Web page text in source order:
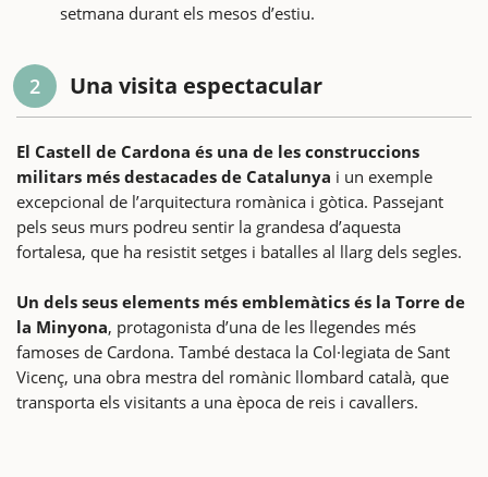
setmana durant els mesos d’estiu.
2 Una visita espectacular
El Castell de Cardona és una de les construccions
militars més destacades de Catalunya i un exemple
excepcional de l’arquitectura romànica i gòtica. Passejant
pels seus murs podreu sentir la grandesa d’aquesta
fortalesa, que ha resistit setges i batalles al llarg dels segles.
Un dels seus elements més emblemàtics és la Torre de
la Minyona, protagonista d’una de les llegendes més
famoses de Cardona. També destaca la Col·legiata de Sant
Vicenç, una obra mestra del romànic llombard català, que
transporta els visitants a una època de reis i cavallers.